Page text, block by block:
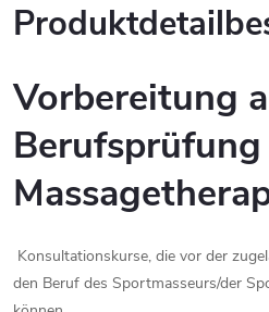
Vorbereitung
Konsultationskurse, die vor der
den Beruf des Sportmasseurs/der